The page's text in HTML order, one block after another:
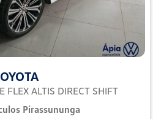
FLEX ALTIS DIRECT SHIFT
Pirassununga